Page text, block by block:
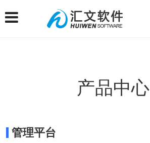
产品中心
管理平台